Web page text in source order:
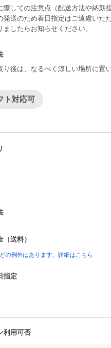
しての注意点（配送方法や納期指
発送のため着日指定はご遠慮いた
り後は、なるべく涼しい場所に置
ト対応可
送料）
の例外はあります。詳細はこちら
指定
利用可否